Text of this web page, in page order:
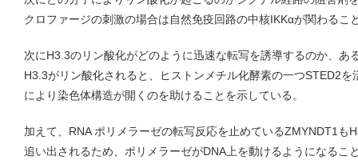
クロファージの刺激の場合は自然免疫回路の中核IKKαが関わるこ
次にH3.3のリン酸化がどのように迅速な転写を誘導するのか、あ
H3.3がリン酸化されると、ヒストンメチル化酵素の一つSTED2
により染色体構造が開くのを助けることを示している。
加えて、RNA ポリメラーゼの転写反応を止めているZMYNDT1も
追い出されるため、ポリメラーゼがDNA上を動けるようになるこ